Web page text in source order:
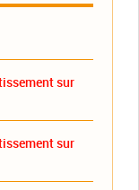
sur
sur